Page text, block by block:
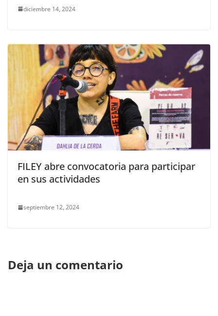
diciembre 14, 2024
FILEY abre convocatoria para participar
en sus actividades
septiembre 12, 2024
Deja un comentario